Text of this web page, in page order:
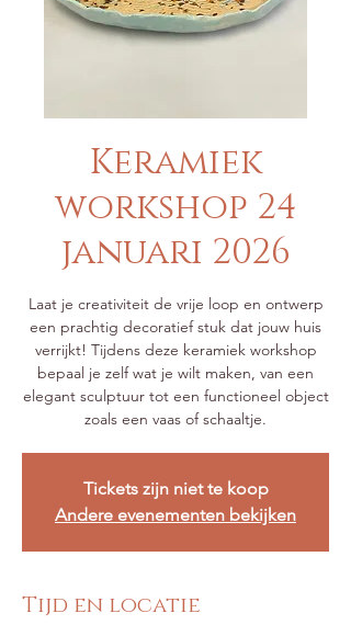
Keramiek
workshop 24
januari 2026
Laat je creativiteit de vrije loop en ontwerp
een prachtig decoratief stuk dat jouw huis
verrijkt! Tijdens deze keramiek workshop
bepaal je zelf wat je wilt maken, van een
elegant sculptuur tot een functioneel object
zoals een vaas of schaaltje.
Tickets zijn niet te koop
Andere evenementen bekijken
Tijd en locatie